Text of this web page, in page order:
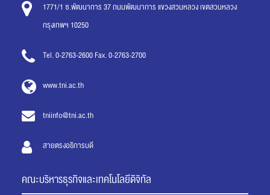
1771/1 ซ.พัฒนาการ 37 ถนนพัฒนาการ แขวงสวนหลวง เขตสวนหลวง
กรุงเทพฯ 10250
Tel. 0-2763-2600 Fax. 0-2763-2700
www.tni.ac.th
tniinfo@tni.ac.th
สายตรงอธิการบดี
คณะบริหารธุรกิจและเทคโนโลยีดิจิทัล